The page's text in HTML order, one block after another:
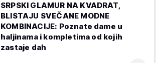
SRPSKI GLAMUR NA KVADRAT,
BLISTAJU SVEČANE MODNE
KOMBINACIJE: Poznate dame u
haljinama i kompletima od kojih
zastaje dah